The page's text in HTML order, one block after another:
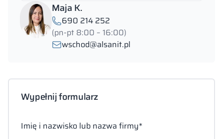
Maja K.
690 214 252
(pn-pt 8:00 – 16:00)
wschod@alsanit.pl
Wypełnij formularz
Imię i nazwisko lub nazwa firmy*